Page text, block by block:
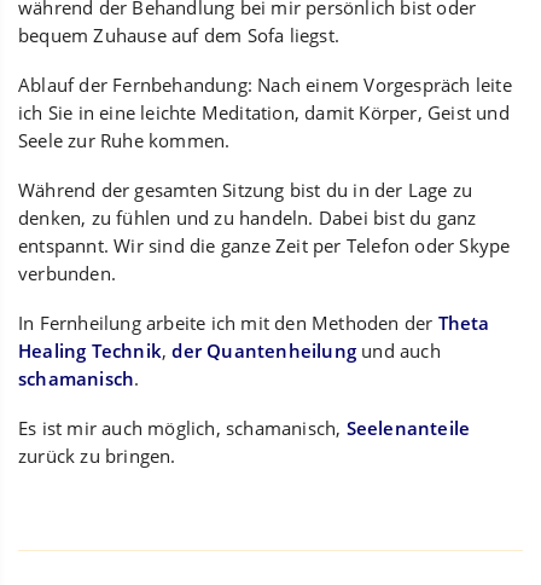
während der Behandlung bei mir persönlich bist oder
bequem Zuhause auf dem Sofa liegst.
Ablauf der Fernbehandung: Nach einem Vorgespräch leite
ich Sie in eine leichte Meditation, damit Körper, Geist und
Seele zur Ruhe kommen.
Während der gesamten Sitzung bist du in der Lage zu
denken, zu fühlen und zu handeln. Dabei bist du ganz
entspannt. Wir sind die ganze Zeit per Telefon oder Skype
verbunden.
In Fernheilung arbeite ich mit den Methoden der Theta
Healing Technik,der Quantenheilung und auch
schamanisch.
Es ist mir auch möglich, schamanisch, Seelenanteile
zurück zu bringen.